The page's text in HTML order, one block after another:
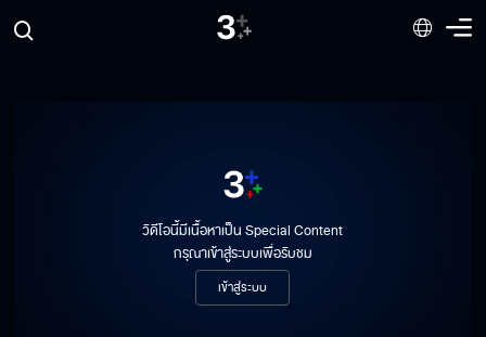
วิดีโอนี้มีเนื้อหาเป็น Special Content
กรุณาเข้าสู่ระบบเพื่อรับชม
เข้าสู่ระบบ